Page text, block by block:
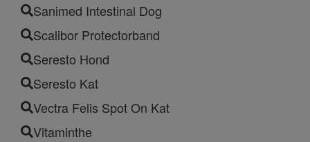
Sanimed Intestinal Dog
Scalibor Protectorband
Seresto Hond
Seresto Kat
Vectra Felis Spot On Kat
Vitaminthe